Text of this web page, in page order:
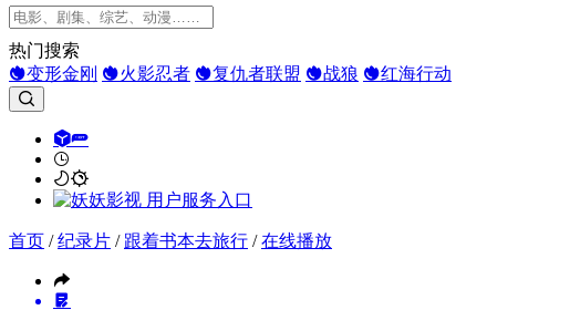
热门搜索
变形金刚
火影忍者 复仇者联盟 战狼 红海行动
首页 /纪录片 / 跟着书本去旅行 /在线播放